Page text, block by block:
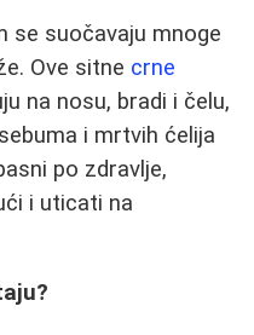
se suočavaju mnoge
Ove sitne crne
na nosu, bradi i čelu,
i mrtvih ćelija
po zdravlje,
i uticati na